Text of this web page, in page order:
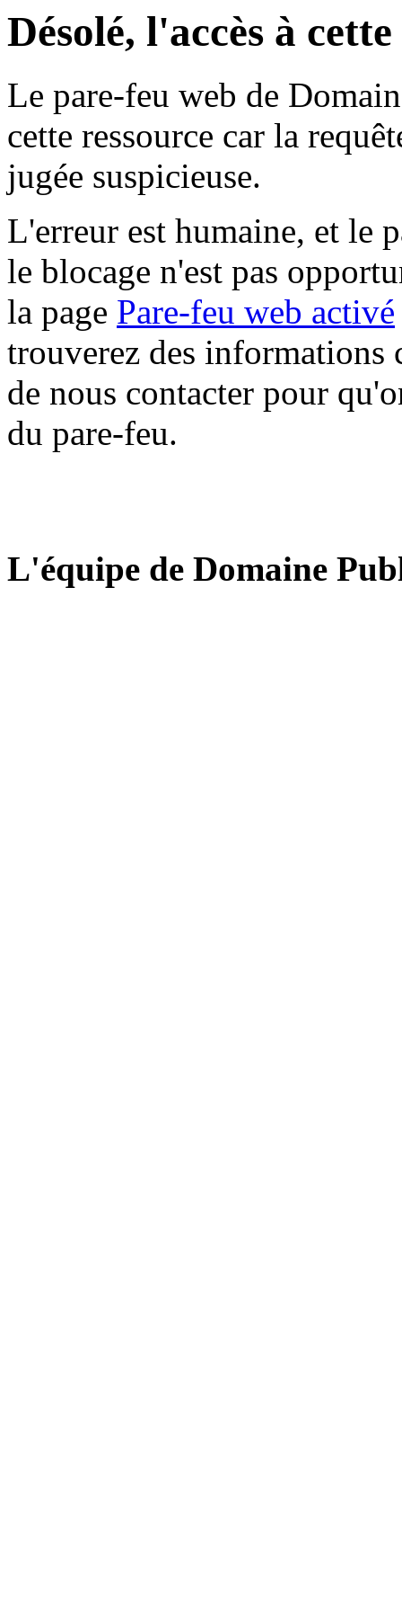
Désolé, l'accès à
Le pare-feu web de
cette ressource car la
jugée suspicieuse.
L'erreur est humaine, et le
le blocage n'est pas
la page Pare-feu web activé
trouverez des informations
de nous contacter pour
du pare-feu.
L'équipe de Domaine